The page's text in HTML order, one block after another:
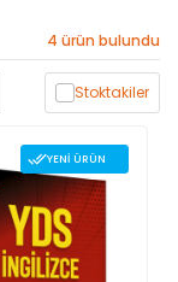
4 ürün bulundu
Stoktakiler
YENI ÜRÜN